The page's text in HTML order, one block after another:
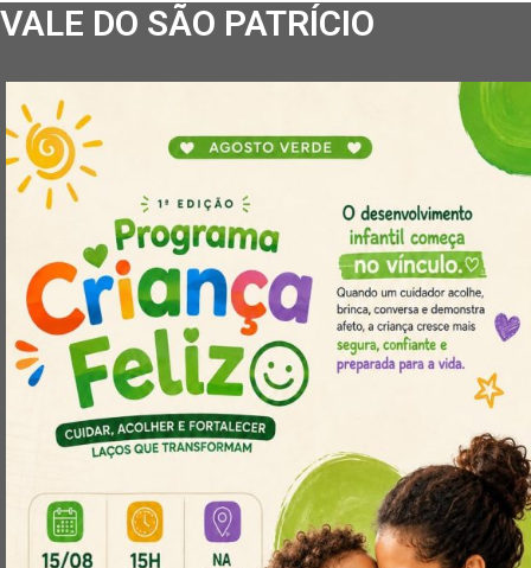
VALE DO SÃO PATRÍCIO